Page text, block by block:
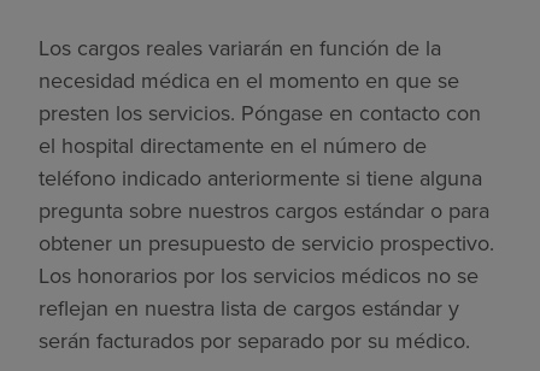
Los cargos reales variarán en función de la
necesidad médica en el momento en que se
presten los servicios. Póngase en contacto con
el hospital directamente en el número de
teléfono indicado anteriormente si tiene alguna
pregunta sobre nuestros cargos estándar o para
obtener un presupuesto de servicio prospectivo.
Los honorarios por los servicios médicos no se
reflejan en nuestra lista de cargos estándar y
serán facturados por separado por su médico.